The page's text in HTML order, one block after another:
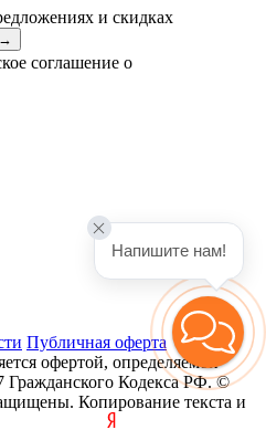
и скидках
соглашение о
Публичная оферта
офертой, определяемой
Гражданского Кодекса РФ. ©
Копирование текста и
Напишите нам!